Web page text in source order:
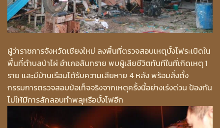
ผู้ว่าราชการจังหวัดเชียงใหม่ ลงพื้นที่ตรวจสอบเหตุบั้งไฟระเบิดใน
พื้นที่ตำบลป่าไผ่ อำเภอสันทราย พบผู้เสียชีวิตทันทีในที่เกิดเหตุ 1
ราย และมีบ้านเรือนได้รับความเสียหาย 4 หลัง พร้อมสั่งตั้ง
กรรมการตรวจสอบข้อเท็จจริงจากเหตุครั้งนี้อย่างเร่งด่วน ป้องกัน
ไม่ให้มีการลักลอบทำพลุหรือบั้งไฟอีก